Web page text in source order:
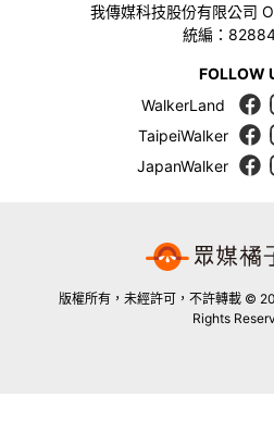
我傳媒科技股份有限公司
統編：
FOLLOW
WalkerLand
TaipeiWalker
JapanWalker
版權所有，未經許可，不許轉載 ©
Rights